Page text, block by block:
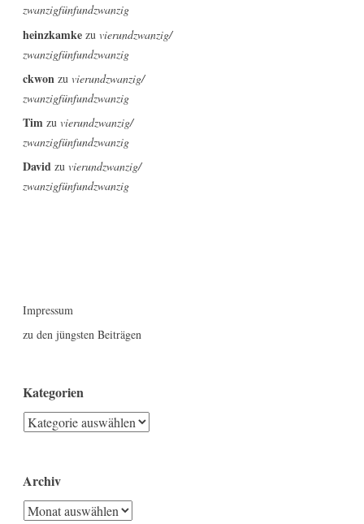
zwanzigfünfundzwanzig
heinzkamke zu vierundzwanzig/
zwanzigfünfundzwanzig
ckwon zu vierundzwanzig/
zwanzigfünfundzwanzig
Tim zu vierundzwanzig/
zwanzigfünfundzwanzig
David zu vierundzwanzig/
zwanzigfünfundzwanzig
Impressum
zu den jüngsten Beiträgen
Kategorien
Kategorien
Archiv
Archiv